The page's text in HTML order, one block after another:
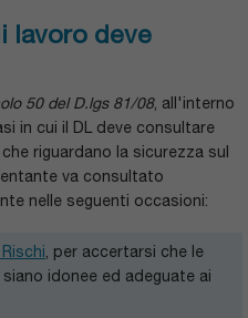
lavoro deve
50 del D.lgs 81/08, all'interno
in cui il DL deve consultare
riguardano la sicurezza sul
va consultato
nelle seguenti occasioni:
, per accertarsi che le
idonee ed adeguate ai